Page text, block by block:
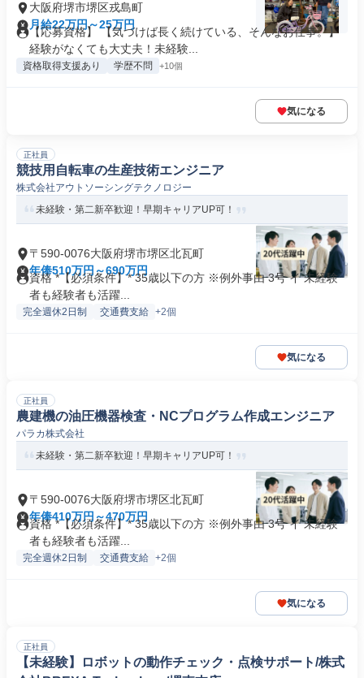
大阪府堺市堺区戎島町
月給22万円～25万円
【応募資格】 【気づけば長く続けている、そんなお仕事。】
経験がなくても大丈夫！未経験...
資格取得支援あり 学歴不問 +10個
気になる
正社員
競技用自転車の生産技術エンジニア
株式会社アウトソーシングテクノロジー
未経験・第二新卒歓迎！早期キャリアUP可！
〒590-0076大阪府堺市堺区北瓦町
年俸510万円～690万円
資格 *【必須条件】* 35歳以下の方 ※例外事由 3号 イ 未経験
者も経験者も活躍...
完全週休2日制 交通費支給 +2個
気になる
正社員
農建機の油圧機器検査・NCプログラム作成エンジニア
パラカ株式会社
未経験・第二新卒歓迎！早期キャリアUP可！
〒590-0076大阪府堺市堺区北瓦町
年俸410万円～470万円
資格 *【必須条件】* 35歳以下の方 ※例外事由 3号 イ 未経験
者も経験者も活躍...
完全週休2日制 交通費支給 +2個
気になる
正社員
【未経験】ロボットの動作チェック・点検サポート/株式